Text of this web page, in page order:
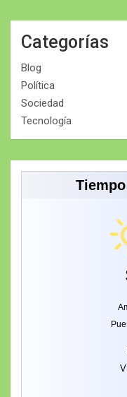
Categorías
Blog
Política
Sociedad
Tecnología